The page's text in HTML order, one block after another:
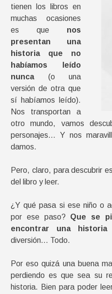
tienen los libros en
muchas ocasiones
es que nos
presentan una
historia que no
habíamos leído
nunca(o una
versión de otra que
sí habíamos leído).
Nos transportan a
otro mundo, vamos
personajes… Y nos
damos.
Pero, claro, para descubrir
del libro y leer.
¿Y qué pasa si ese niño o
por ese paso? Que se
encontrar una historia
diversión… Todo.
Por eso quizá una buena
perdiendo es que sea su
historia. Bien para poder